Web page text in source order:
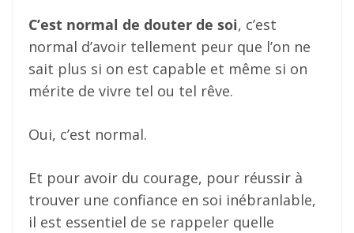
C’est normal de douter de soi, c’est
normal d’avoir tellement peur que l’on ne
sait plus si on est capable et même si on
mérite de vivre tel ou tel rêve.
Oui, c’est normal.
Et pour avoir du courage, pour réussir à
trouver une confiance en soi inébranlable,
il est essentiel de se rappeler quelle